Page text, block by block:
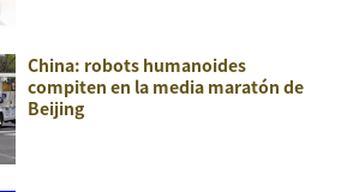
China: robots humanoides
compiten en la media maratón de
Beijing